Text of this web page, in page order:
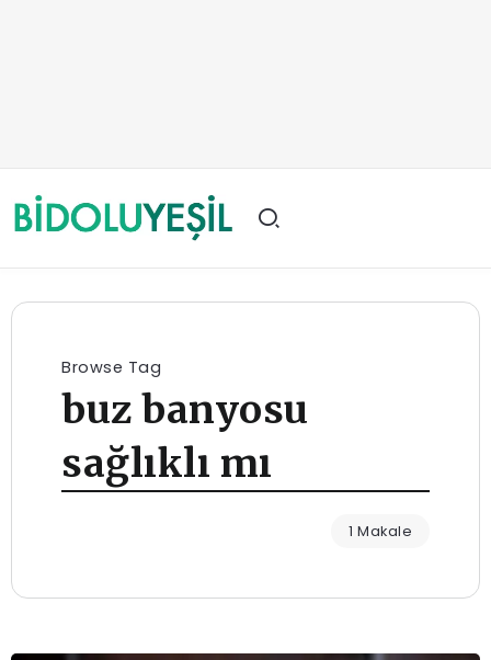
Browse Tag
buz banyosu
sağlıklı mı
1 Makale